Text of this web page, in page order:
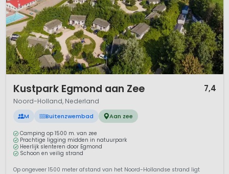
Kustpark Egmond aan Zee 7,4
Noord-Holland, Nederland
M Buitenzwembad Aan zee
Camping op 1500 m. van zee
Prachtige ligging midden in natuurpark
Heerlijk slenteren door Egmond
Schoon en veilig strand
Op ongeveer 1500 meter afstand van het Noord-Hollandse strand ligt